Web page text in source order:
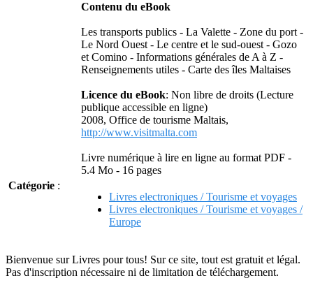
Contenu du eBook
Les transports publics - La Valette - Zone du port -
Le Nord Ouest - Le centre et le sud-ouest - Gozo
et Comino - Informations générales de A à Z -
Renseignements utiles - Carte des îles Maltaises
Licence du eBook: Non libre de droits (Lecture
publique accessible en ligne)
2008, Office de tourisme Maltais,
http://www.visitmalta.com
Livre numérique à lire en ligne au format PDF -
5.4 Mo - 16 pages
Catégorie :
Livres electroniques / Tourisme et voyages
Livres electroniques / Tourisme et voyages /
Europe
Bienvenue sur Livres pour tous! Sur ce site, tout est gratuit et légal.
Pas d'inscription nécessaire ni de limitation de téléchargement.